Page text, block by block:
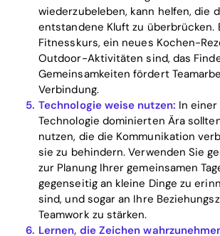
wiederzubeleben, kann helfen, die
entstandene Kluft zu überbrücken.
Fitnesskurs, ein neues Kochen-
Outdoor-Aktivitäten sind, das
Gemeinsamkeiten fördert
Verbindung.
Technologie weise nutzen: In einer
Technologie dominierten Ära
nutzen, die die Kommunikation
sie zu behindern. Verwenden Sie
zur Planung Ihrer gemeinsamen
gegenseitig an kleine Dinge zu
sind, und sogar an Ihre
Teamwork zu stärken.
Lernen, die Zeichen